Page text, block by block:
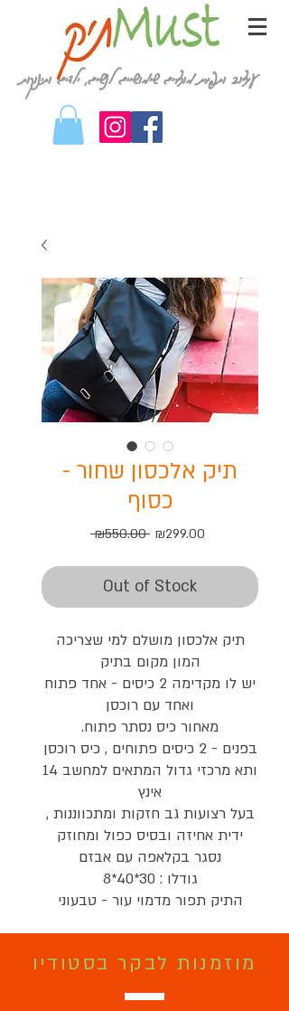
עיצוב ותפירת מוצרים שימושיים לנשים, ילדים ותינוקות
תיק אלכסון שחור -
כסוף
₪550.00 Regular
₪299.00
Out of Stock
תיק אלכסון מושלם למי שצריכה
המון מקום בתיק
יש לו מקדימה 2 כיסים - אחד פתוח
ואחד עם רוכסן
מאחור כיס נסתר פתוח.
בפנים - 2 כיסים פתוחים , כיס רוכסן
ותא מרכזי גדול המתאים למחשב 14
אינץ
בעל רצועות גב חזקות ומתכווננות ,
ידית אחיזה ובסיס כפול ומחוזק
נסגר בקלאפה עם אבזם
גודלו : 30*40*8
התיק תפור מדמוי עור - טבעוני
מוזמנות לבקר בסטודיו